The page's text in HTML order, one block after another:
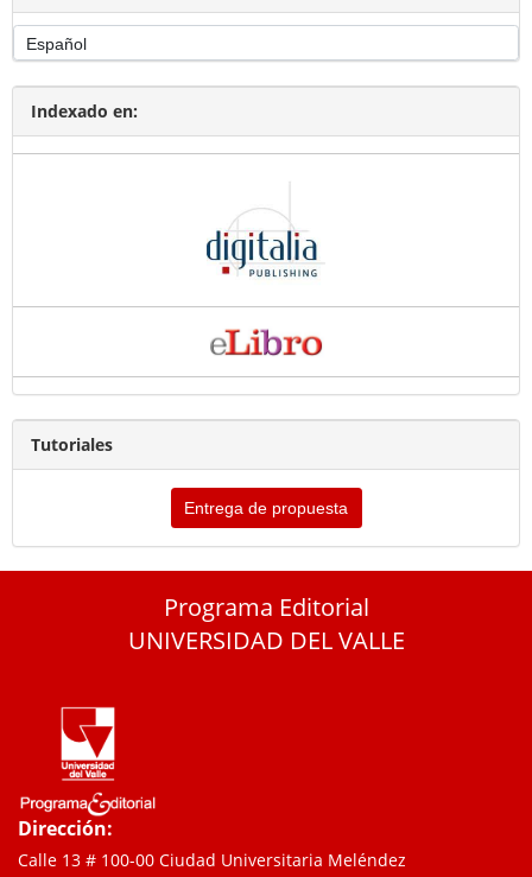
Indexado en:
Tutoriales
Entrega de propuesta
Programa Editorial
UNIVERSIDAD DEL VALLE
Dirección:
Calle 13 # 100-00 Ciudad Universitaria Meléndez